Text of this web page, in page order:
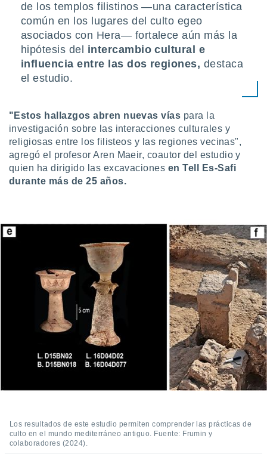
de los templos filistinos —una característica
común en los lugares del culto egeo
asociados con Hera— fortalece aún más la
hipótesis del intercambio cultural e
influencia entre las dos regiones, destaca
el estudio.
"Estos hallazgos abren nuevas vías para la
investigación sobre las interacciones culturales y
religiosas entre los filisteos y las regiones vecinas",
agregó el profesor Aren Maeir, coautor del estudio y
quien ha dirigido las excavaciones en Tell Es-Safi
durante más de 25 años.
Los resultados de este estudio permiten comprender las prácticas de
culto en el mundo mediterráneo antiguo. Fuente: Frumin y
colaboradores (2024).